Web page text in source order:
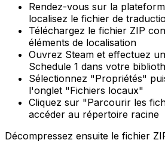
Rendez-vous sur la
localisez le fichier de
Téléchargez le fichier ZIP
éléments de localisation
Ouvrez Steam et effectuez
Schedule 1 dans votre
Sélectionnez "Propriétés"
l'onglet "Fichiers locaux"
Cliquez sur "Parcourir les
accéder au répertoire racine
Décompressez ensuite le fichier